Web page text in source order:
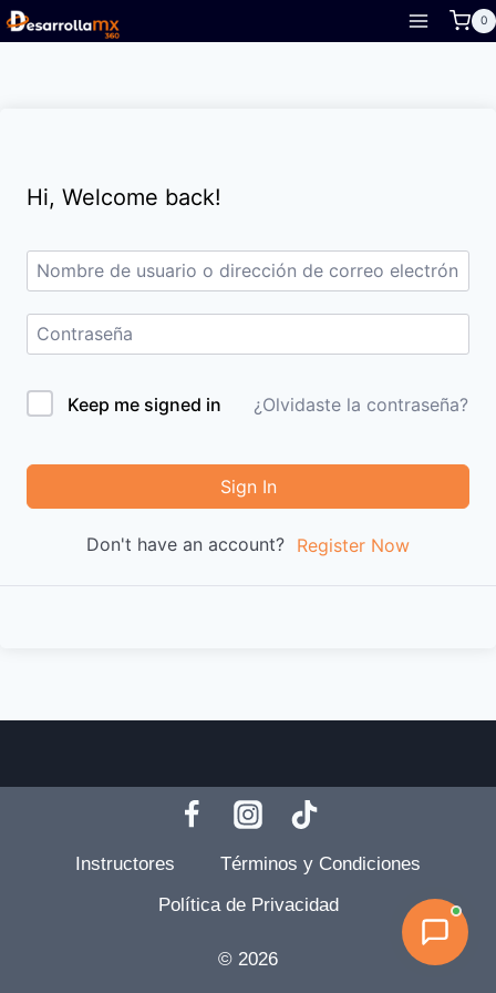
Skip
to
0
Hi, Welcome back!
Keep me signed in ¿Olvidaste la contraseña?
Sign In
Don't have an account? Register Now
Instructores
Términos y Condiciones
Política de Privacidad
© 2026